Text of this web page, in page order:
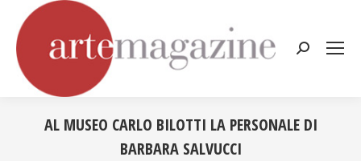
Cerca:
AL MUSEO CARLO BILOTTI LA PERSONALE DI
BARBARA SALVUCCI